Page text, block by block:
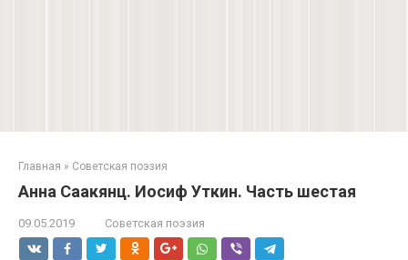
Главная » Советская поэзия
Анна Саакянц. Иосиф Уткин. Часть шестая
09.05.2019 Советская поэзия